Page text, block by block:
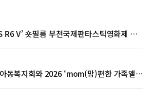
V’ 숏필름 부천국제판타스틱영화제 공
동복지회와 2026 ‘mom(맘)편한 가족앨